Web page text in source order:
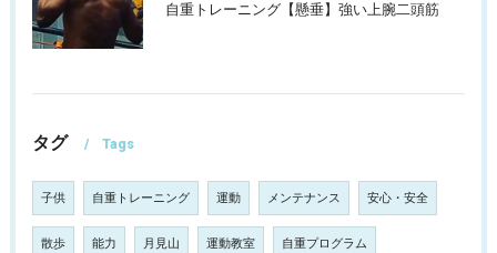
自重トレーニング【懸垂】強い上腕二頭筋
タグ Tags
子供 自重トレーニング 運動 メンテナンス 安心・安全
散歩 能力 月見山 運動教室 自重プログラム